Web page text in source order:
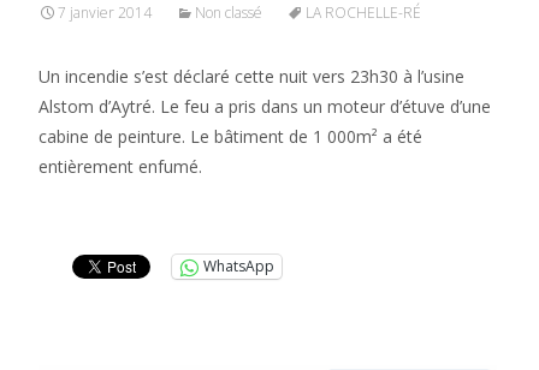
7 janvier 2014 Non classé LA ROCHELLE-RÉ
Un incendie s’est déclaré cette nuit vers 23h30 à l’usine
Alstom d’Aytré. Le feu a pris dans un moteur d’étuve d’une
cabine de peinture. Le bâtiment de 1 000m² a été
entièrement enfumé.
WhatsApp